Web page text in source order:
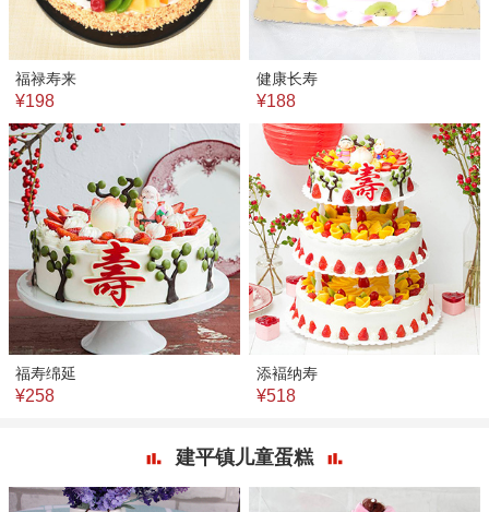
福禄寿来
¥198
健康长寿
¥188
福寿绵延
¥258
添褔纳寿
¥518
建平镇儿童蛋糕